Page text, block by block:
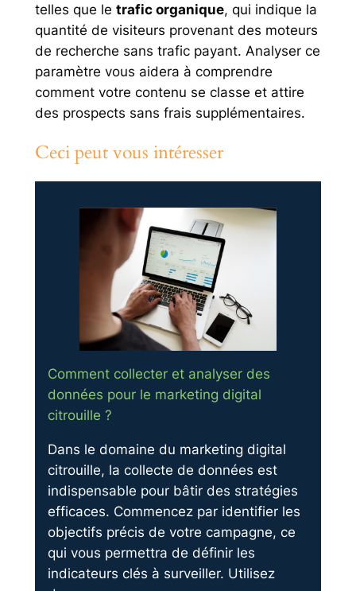
telles que le trafic organique, qui indique la
quantité de visiteurs provenant des moteurs
de recherche sans trafic payant. Analyser ce
paramètre vous aidera à comprendre
comment votre contenu se classe et attire
des prospects sans frais supplémentaires.
Ceci peut vous intéresser
Comment collecter et analyser des
données pour le marketing digital
citrouille ?
Dans le domaine du marketing digital
citrouille, la collecte de données est
indispensable pour bâtir des stratégies
efficaces. Commencez par identifier les
objectifs précis de votre campagne, ce
qui vous permettra de définir les
indicateurs clés à surveiller. Utilisez